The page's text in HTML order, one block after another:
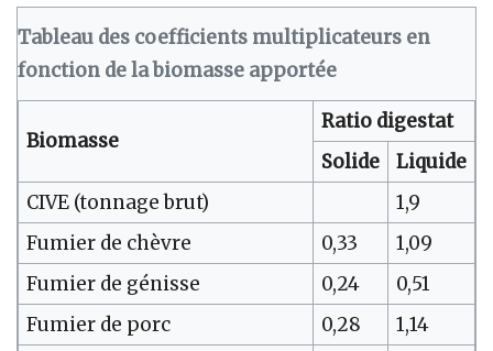
Tableau des coefficients multiplicateurs en
fonction de la biomasse apportée
Biomasse
Ratio digestat
Solide
Liquide
CIVE (tonnage brut)
1,9
Fumier de chèvre
0,33
1,09
Fumier de génisse
0,24
0,51
Fumier de porc
0,28
1,14